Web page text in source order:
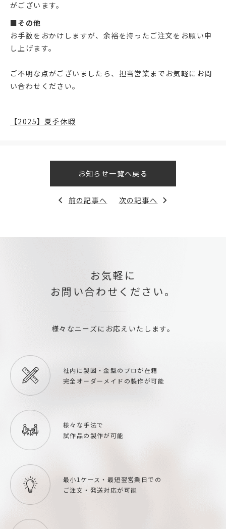
がございます。
■その他
お手数をおかけしますが、余裕を持ったご注文をお願い申
し上げます。
ご不明な点がございましたら、担当営業までお気軽にお問
い合わせください。
【2025】夏季休暇
前の記事へ
お知らせ一覧へ戻る
次の記事へ
お気軽に
お問い合わせください。
様々なニーズにお応えいたします。
社内に製図・金型の プロが在籍
完全オーダーメイドの製作が可能
様々な手法で
試作品の製作が可能
最小1ケース・ 最短翌営業日での
ご注文・発送対応が可能